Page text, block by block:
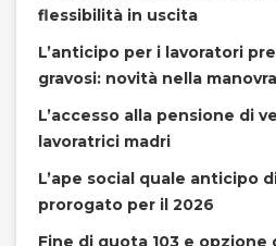
flessibilità in uscita
L’anticipo per i lavoratori
gravosi: novità nella
L’accesso alla pensione di
lavoratrici madri
L’ape social quale anticipo
prorogato per il 2026
Fine di quota 103 e opzione